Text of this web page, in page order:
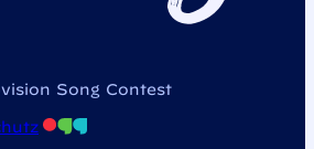
Song Contest